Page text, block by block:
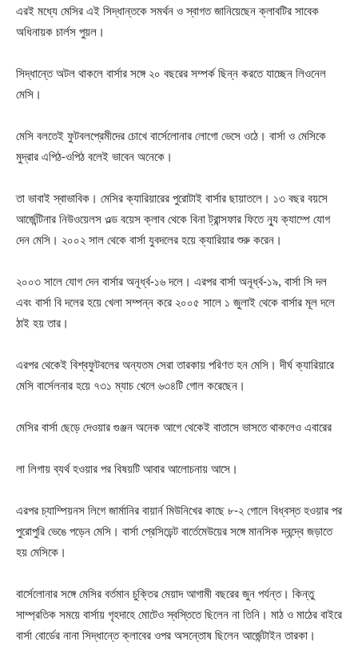
এরই মধ্যে মেসির এই সিদ্ধান্তকে সমর্থন ও স্বাগত জানিয়েছেন ক্লাবটির সাবেক
অধিনায়ক চার্লস পুয়ল।
সিদ্ধান্তে অটল থাকলে বার্সার সঙ্গে ২০ বছরের সম্পর্ক ছিন্ন করতে যাচ্ছেন লিওনেল
মেসি।
মেসি বলতেই ফুটবলপ্রেমীদের চোখে বার্সেলোনার লোগো ভেসে ওঠে। বার্সা ও মেসিকে
মুদ্রার এপিঠ-ওপিঠ বলেই ভাবেন অনেকে।
তা ভাবাই স্বাভাবিক। মেসির ক্যারিয়ারের পুরোটাই বার্সার ছায়াতলে। ১৩ বছর বয়সে
আর্জেন্টিনার নিউওয়েলস ওল্ড বয়েস ক্লাব থেকে বিনা ট্রান্সফার ফিতে ন্যু ক্যাম্পে যোগ
দেন মেসি। ২০০২ সাল থেকে বার্সা যুবদলের হয়ে ক্যারিয়ার শুরু করেন।
২০০৩ সালে যোগ দেন বার্সার অনূর্ধ্ব-১৬ দলে। এরপর বার্সা অনূর্ধ্ব-১৯, বার্সা সি দল
এবং বার্সা বি দলের হয়ে খেলা সম্পন্ন করে ২০০৫ সালে ১ জুলাই থেকে বার্সার মূল দলে
ঠাই হয় তার।
এরপর থেকেই বিশ্বফুটবলের অন্যতম সেরা তারকায় পরিণত হন মেসি। দীর্ঘ ক্যারিয়ারে
মেসি বার্সেলনার হয়ে ৭৩১ ম্যাচ খেলে ৬৩৪টি গোল করেছেন।
মেসির বার্সা ছেড়ে দেওয়ার গুঞ্জন অনেক আগে থেকেই বাতাসে ভাসতে থাকলেও এবারের
লা লিগায় ব্যর্থ হওয়ার পর বিষয়টি আবার আলোচনায় আসে।
এরপর চ্যাম্পিয়নস লিগে জার্মানির বায়ার্ন মিউনিখের কাছে ৮-২ গোলে বিধ্বস্ত হওয়ার পর
পুরোপুরি ভেঙে পড়েন মেসি। বার্সা প্রেসিডেন্ট বার্তেমেউয়ের সঙ্গে মানসিক দ্বন্দ্বে জড়াতে
হয় মেসিকে।
বার্সেলোনার সঙ্গে মেসির বর্তমান চুক্তির মেয়াদ আগামী বছরের জুন পর্যন্ত। কিন্তু
সাম্প্রতিক সময়ে বার্সায় গৃহদাহে মোটেও স্বস্তিতে ছিলেন না তিনি। মাঠ ও মাঠের বাইরে
বার্সা বোর্ডের নানা সিদ্ধান্তে ক্লাবের ওপর অসন্তোষ ছিলেন আর্জেন্টাইন তারকা।